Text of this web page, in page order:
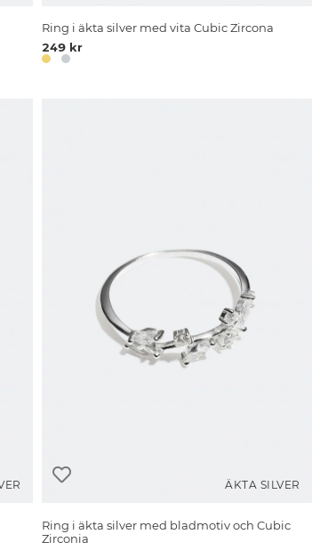
Ring i äkta silver med vita Cubic Zircona
249 kr
ÄKTA SILVER
Ring i äkta silver med bladmotiv och Cubic
Zirconia